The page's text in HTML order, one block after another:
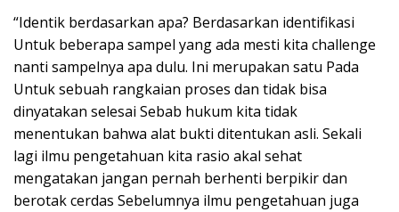
“Identik berdasarkan apa? Berdasarkan identifikasi
Untuk beberapa sampel yang ada mesti kita challenge
nanti sampelnya apa dulu. Ini merupakan satu Pada
Untuk sebuah rangkaian proses dan tidak bisa
dinyatakan selesai Sebab hukum kita tidak
menentukan bahwa alat bukti ditentukan asli. Sekali
lagi ilmu pengetahuan kita rasio akal sehat
mengatakan jangan pernah berhenti berpikir dan
berotak cerdas Sebelumnya ilmu pengetahuan juga